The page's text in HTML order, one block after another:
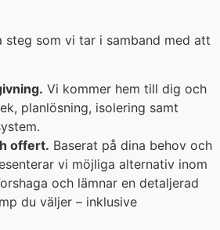
steg som vi tar i samband med att
Vi kommer hem till dig och
planlösning, isolering samt
offert. Baserat på dina behov och
vi möjliga alternativ inom
och lämnar en detaljerad
du väljer – inklusive